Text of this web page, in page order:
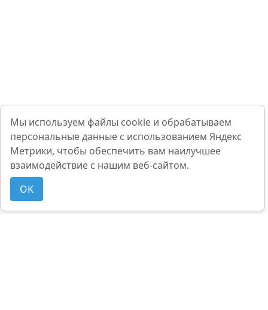
Мы используем файлы cookie и обрабатываем
персональные данные с использованием Яндекс
Метрики, чтобы обеспечить вам наилучшее
взаимодействие с нашим веб-сайтом.
OK